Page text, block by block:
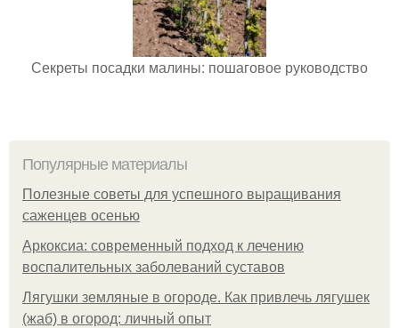
Секреты посадки малины: пошаговое руководство
Популярные материалы
Полезные советы для успешного выращивания
саженцев осенью
Аркоксиа: современный подход к лечению
воспалительных заболеваний суставов
Лягушки земляные в огороде. Как привлечь лягушек
(жаб) в огород: личный опыт